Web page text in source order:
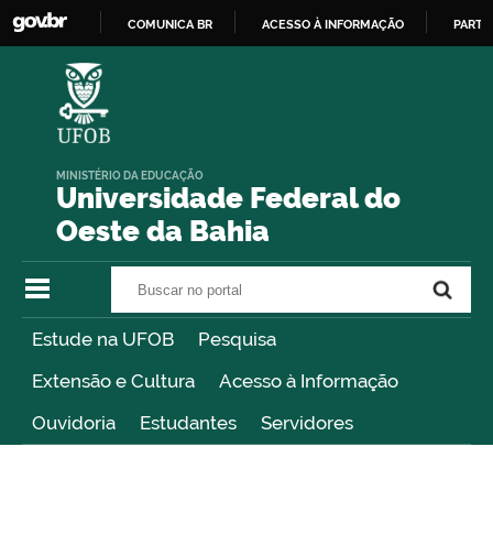
COMUNICA BR ACESSO À INFORMAÇÃO
Universidade Federal do
Oeste da Bahia
MINISTÉRIO DA EDUCAÇÃO
Estude na UFOB
Pesquisa
Extensão e Cultura
Acesso à Informação
Ouvidoria
Estudantes Servidores